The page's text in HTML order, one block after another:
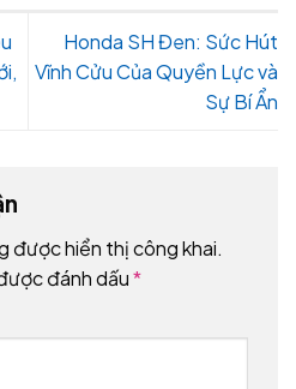
Honda SH Đen: Sức Hút
Vĩnh Cửu Của Quyền Lực và
Sự Bí Ẩn
được hiển thị công khai.
đánh dấu*